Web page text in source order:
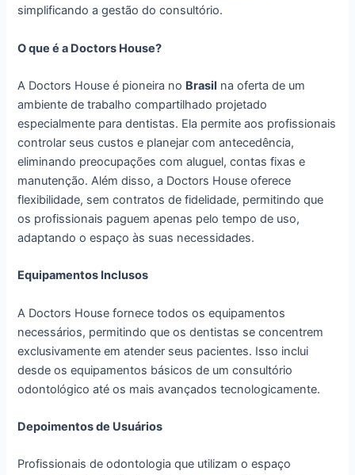
simplificando a gestão do consultório.
O que é a Doctors House?
A Doctors House é pioneira no Brasil na oferta de um
ambiente de trabalho compartilhado projetado
especialmente para dentistas. Ela permite aos profissionais
controlar seus custos e planejar com antecedência,
eliminando preocupações com aluguel, contas fixas e
manutenção. Além disso, a Doctors House oferece
flexibilidade, sem contratos de fidelidade, permitindo que
os profissionais paguem apenas pelo tempo de uso,
adaptando o espaço às suas necessidades.
Equipamentos Inclusos
A Doctors House fornece todos os equipamentos
necessários, permitindo que os dentistas se concentrem
exclusivamente em atender seus pacientes. Isso inclui
desde os equipamentos básicos de um consultório
odontológico até os mais avançados tecnologicamente.
Depoimentos de Usuários
Profissionais de odontologia que utilizam o espaço